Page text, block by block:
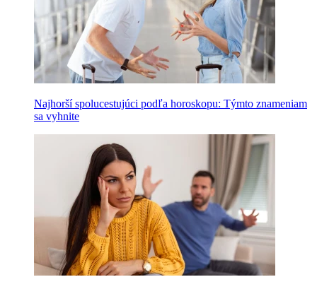
Najhorší spolucestujúci podľa horoskopu: Týmto znameniam
sa vyhnite